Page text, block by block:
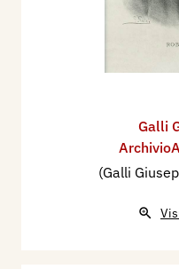
Galli
(Galli